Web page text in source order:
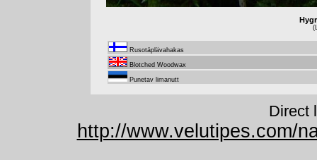
Rusotäplävahakas
Blotched Woodwax
Punetav limanutt
Direct
http://www.velutipes.com/